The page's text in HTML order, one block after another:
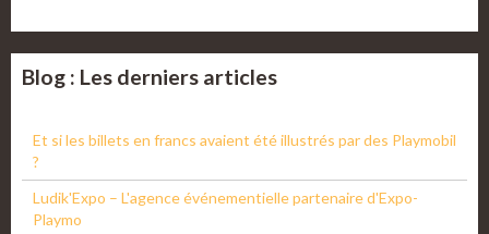
Blog : Les derniers articles
Et si les billets en francs avaient été illustrés par des Playmobil
?
Ludik'Expo – L'agence événementielle partenaire d'Expo-
Playmo